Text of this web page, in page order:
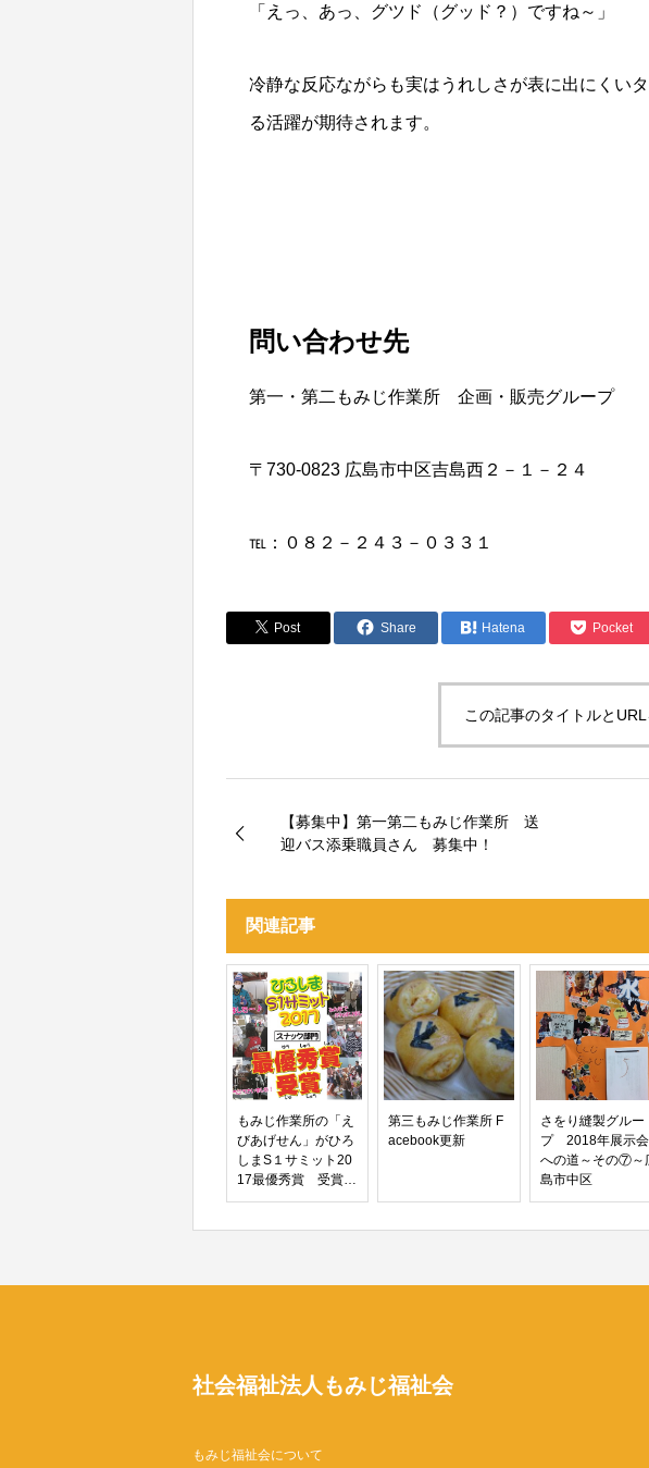
「えっ、あっ、グツド（グッド？）ですね～」
冷静な反応ながらも実はうれしさが表に出にくい
る活躍が期待されます。
問い合わせ先
第一・第二もみじ作業所 企画・販売グループ
〒730-0823 広島市中区吉島西２－１－２４
℡：０８２－２４３－０３３１
Post Share Hatena Pocket
この記事のタイトルと
【募集中】第一第二もみじ作業所 送
迎バス添乗職員さん 募集中！
関連記事
もみじ作業所の「え
びあげせん」がひろ
しまS１サミット20
17最優秀賞 受賞！
（スナック部門）
第三もみじ作業所 F
acebook更新
さをり縫製グルー
プ 2018年展示会
への道～その⑦～
島市中区
社会福祉法人もみじ福祉会
もみじ福祉会について